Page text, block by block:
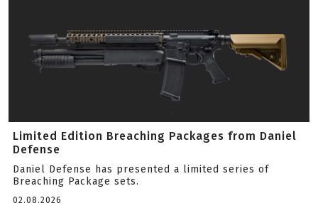
Limited Edition Breaching Packages from Daniel
Defense
Daniel Defense has presented a limited series of
Breaching Package sets.
02.08.2026